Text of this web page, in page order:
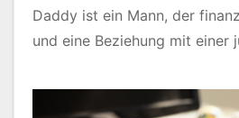
Daddy ist ein Mann, der
und eine Beziehung mit einer